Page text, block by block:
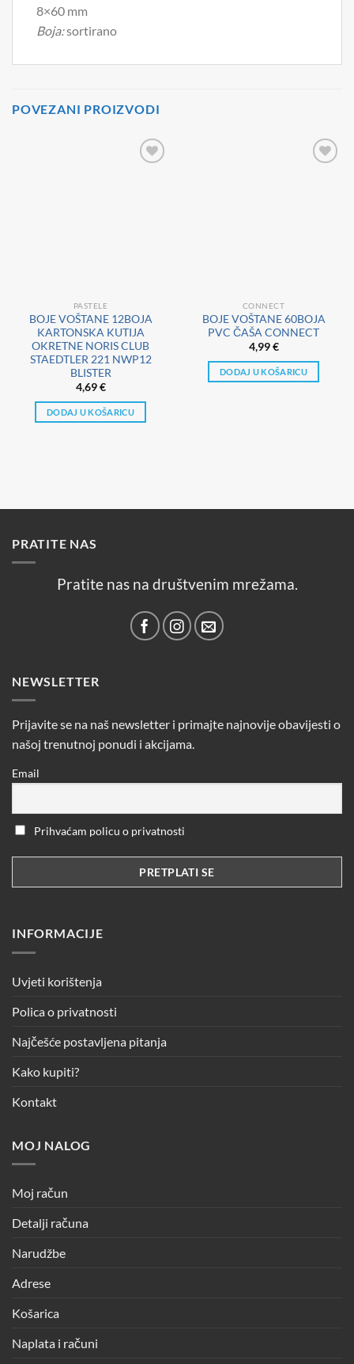
8×60 mm
Boja:sortirano
POVEZANI PROIZVODI
PASTELE
BOJE VOŠTANE 12BOJA
KARTONSKA KUTIJA
OKRETNE NORIS CLUB
STAEDTLER 221 NWP12
BLISTER
4,69€
DODAJ U KOŠARICU
CONNECT
BOJE VOŠTANE 60BOJA
PVC ČAŠA CONNECT
4,99€
DODAJ U KOŠARICU
PRATITE NAS
Pratite nas na društvenim mrežama.
NEWSLETTER
Prijavite se na naš newsletter i primajte najnovije obavijesti o
našoj trenutnoj ponudi i akcijama.
Email
Prihvaćam policu o privatnosti
INFORMACIJE
Uvjeti korištenja
Polica o privatnosti
Najčešće postavljena pitanja
Kako kupiti?
Kontakt
MOJ NALOG
Moj račun
Detalji računa
Narudžbe
Adrese
Košarica
Naplata i računi